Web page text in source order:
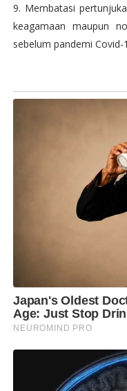
9. Membatasi
keagamaan maupun
sebelum pandemi Covid-